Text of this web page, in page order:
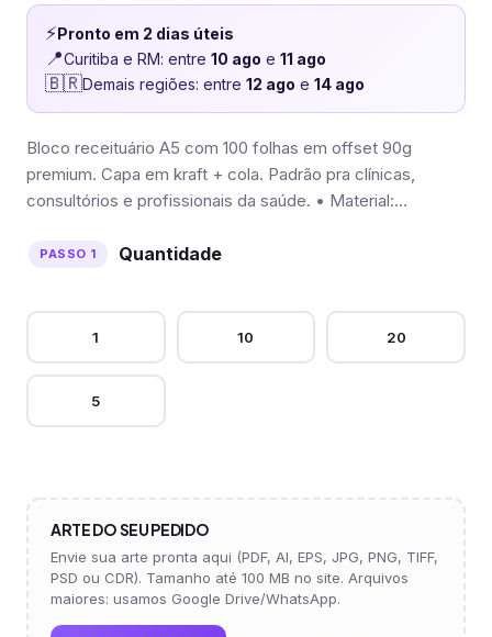
⚡Pronto em 2 dias úteis
📍Curitiba e RM: entre 10 ago e 11 ago
🇧🇷Demais regiões: entre 12 ago e 14 ago
Bloco receituário A5 com 100 folhas em offset 90g
premium. Capa em kraft + cola. Padrão pra clínicas,
consultórios e profissionais da saúde. • Material:…
Quantidade
1 10 20
5
ARTE DO SEU PEDIDO
Envie sua arte pronta aqui (PDF, AI, EPS, JPG, PNG, TIFF,
PSD ou CDR). Tamanho até 100 MB no site. Arquivos
maiores: usamos Google Drive/WhatsApp.